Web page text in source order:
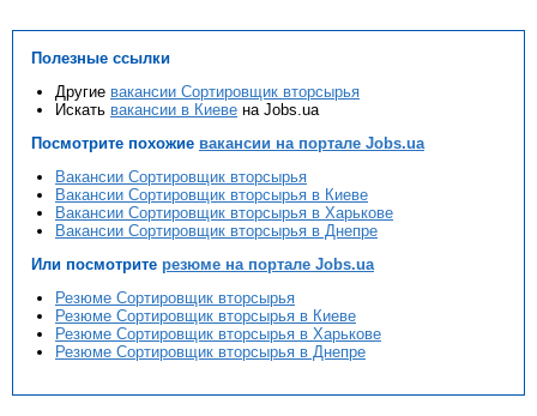
Полезные ссылки
Другие вакансии Сортировщик вторсырья
Искать вакансии в Киеве на Jobs.ua
Посмотрите похожие вакансии на портале Jobs.ua
Вакансии Сортировщик вторсырья
Вакансии Сортировщик вторсырья в Киеве
Вакансии Сортировщик вторсырья в Харькове
Вакансии Сортировщик вторсырья в Днепре
Или посмотрите резюме на портале Jobs.ua
Резюме Сортировщик вторсырья
Резюме Сортировщик вторсырья в Киеве
Резюме Сортировщик вторсырья в Харькове
Резюме Сортировщик вторсырья в Днепре